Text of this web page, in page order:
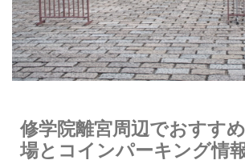
修学院離宮周辺でおすす
場とコインパーキング情